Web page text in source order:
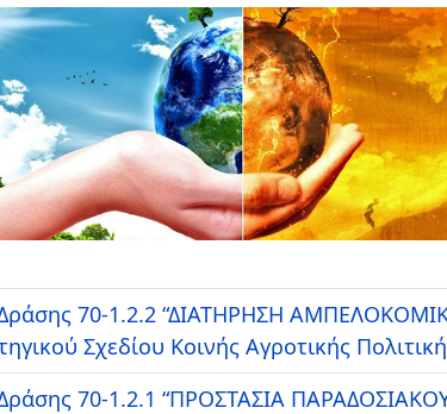
70-1.2.2 “ΔΙΑΤΗΡΗΣΗ
Σχεδίου Κοινής Αγροτικής
70-1.2.1 “ΠΡΟΣΤΑΣΙΑ